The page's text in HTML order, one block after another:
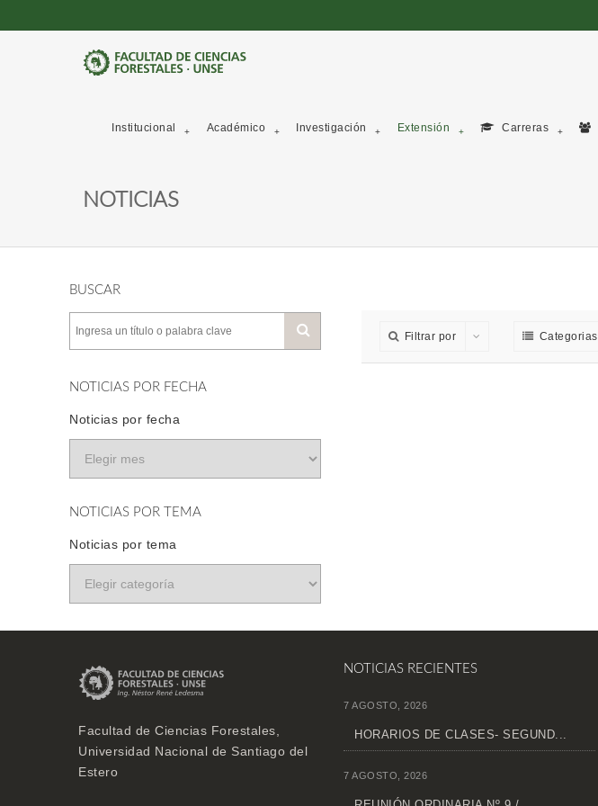
Institucional Académico Investigación Extensión Carreras
NOTICIAS
BUSCAR
NOTICIAS POR FECHA
Noticias por fecha
NOTICIAS POR TEMA
Noticias por tema
Filtrar por Categorias
Facultad de Ciencias Forestales,
Universidad Nacional de Santiago del
Estero
NOTICIAS RECIENTES
7 AGOSTO, 2026
HORARIOS DE CLASES- SEGUND...
7 AGOSTO, 2026